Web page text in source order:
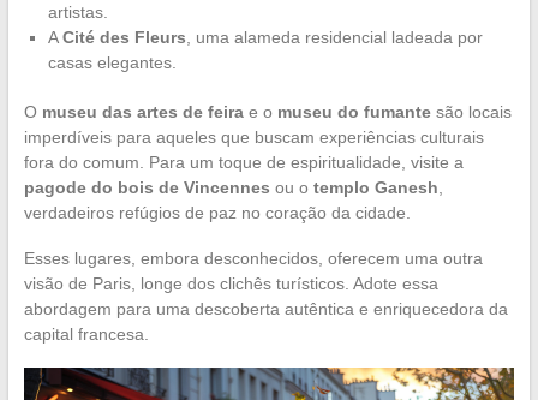
artistas.
ACité des Fleurs , uma alameda residencial ladeada por
casas elegantes.
O museu das artes de feirae o museu do fumantesão locais
imperdíveis para aqueles que buscam experiências culturais
fora do comum. Para um toque de espiritualidade, visite a
pagode do bois de Vincennes ou o templo Ganesh
verdadeiros refúgios de paz no coração da cidade.
Esses lugares, embora desconhecidos, oferecem uma outra
visão de Paris, longe dos clichês turísticos. Adote essa
abordagem para uma descoberta autêntica e enriquecedora da
capital francesa.